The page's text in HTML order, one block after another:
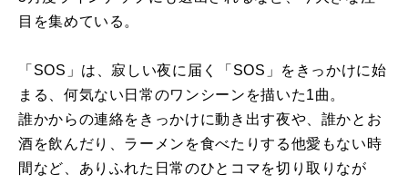
目を集めている。
「SOS」は、寂しい夜に届く「SOS」をきっかけに始
まる、何気ない日常のワンシーンを描いた1曲。
誰かからの連絡をきっかけに動き出す夜や、誰かとお
酒を飲んだり、ラーメンを食べたりする他愛もない時
間など、ありふれた日常のひとコマを切り取りなが